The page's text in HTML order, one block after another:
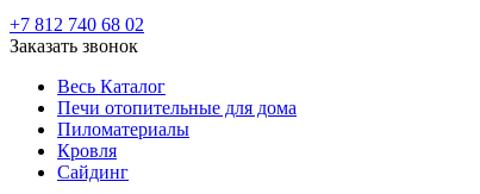
+7 812 740 68 02
Заказать звонок
Весь Каталог
Печи отопительные для дома
Пиломатериалы
Кровля
Сайдинг